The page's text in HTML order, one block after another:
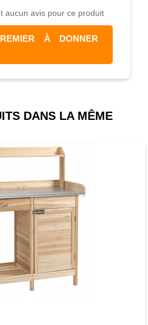
aucun avis pour ce produit
À DONNER
DANS LA MÊME